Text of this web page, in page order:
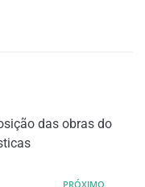
das obras do
PRÓXIMO